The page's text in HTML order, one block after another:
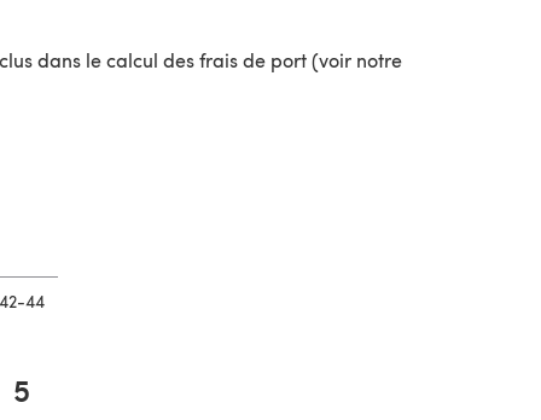
dans le calcul des frais de port (voir notre
onglet)
42-44
5